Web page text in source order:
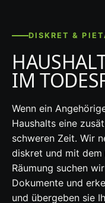
DISKRET &
IM
Wenn ein
Haushalts eine
schweren Zeit. Wir
diskret und mit dem
Räumung suchen
Dokumente und
und übergeben sie